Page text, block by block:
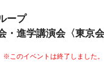
ープ
・進学講演会〈東京会